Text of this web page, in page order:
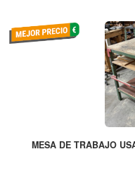
MESA DE TRABAJO